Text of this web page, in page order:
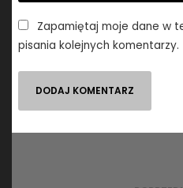
Zapamiętaj moje dane w
pisania kolejnych komentarzy.